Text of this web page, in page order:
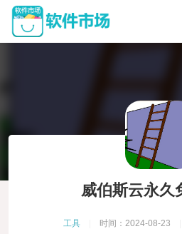
威伯斯云永久
工具 时间：2024-08-23